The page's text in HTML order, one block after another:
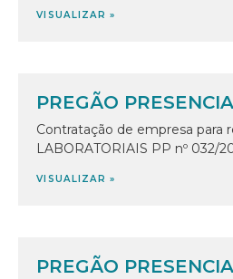
VISUALIZAR »
PREGÃO
Contratação de empresa para
LABORATORIAIS PP nº 032/
VISUALIZAR »
PREGÃO